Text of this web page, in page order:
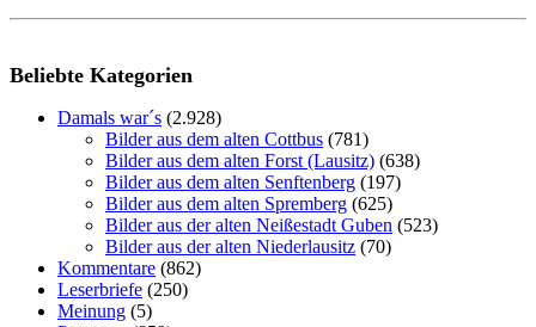
Beliebte Kategorien
Damals war´s (2.928)
Bilder aus dem alten Cottbus (781)
Bilder aus dem alten Forst (Lausitz) (638)
Bilder aus dem alten Senftenberg (197)
Bilder aus dem alten Spremberg (625)
Bilder aus der alten Neißestadt Guben (523)
Bilder aus der alten Niederlausitz (70)
Kommentare (862)
Leserbriefe (250)
Meinung (5)